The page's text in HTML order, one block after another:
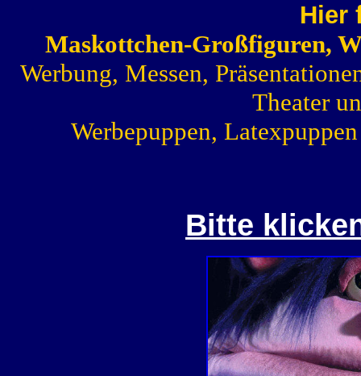
Hier
Maskottchen-Großfiguren,
Werbung, Messen,
Theater
Werbepuppen,
Bitte